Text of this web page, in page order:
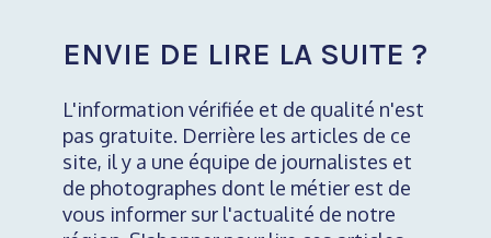
ENVIE DE LIRE LA SUITE ?
L'information vérifiée et de qualité n'est
pas gratuite. Derrière les articles de ce
site, il y a une équipe de journalistes et
de photographes dont le métier est de
vous informer sur l'actualité de notre